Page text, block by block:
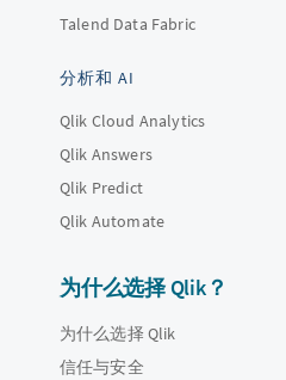
Talend Data Fabric
分析和 AI
Qlik Cloud Analytics
Qlik Answers
Qlik Predict
Qlik Automate
为什么选择 Qlik？
为什么选择 Qlik
信任与安全